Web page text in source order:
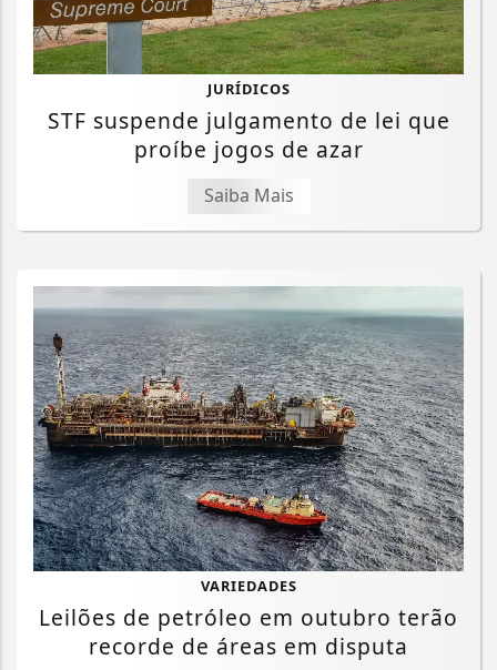
JURÍDICOS
STF suspende julgamento de lei que
proíbe jogos de azar
Saiba Mais
VARIEDADES
Leilões de petróleo em outubro terão
recorde de áreas em disputa